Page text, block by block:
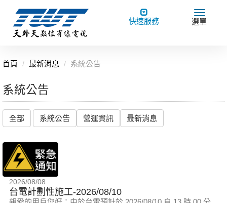
Toggle
navigation
快速服務
Toggle
選單
首頁 最新消息 系統公告
系統公告
全部 系統公告 營運資訊 最新消息
2026/08/08
台電計劃性施工-2026/08/10